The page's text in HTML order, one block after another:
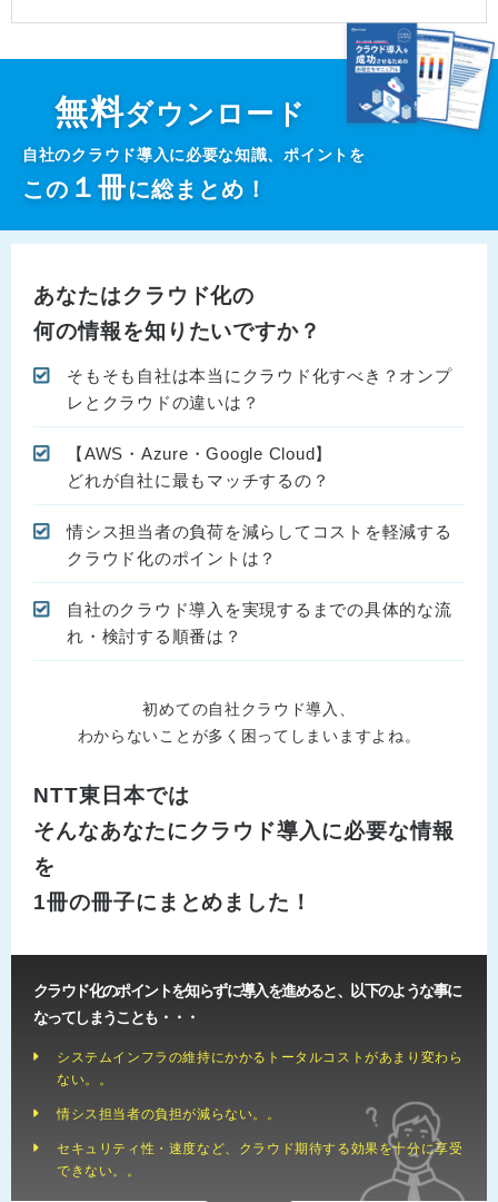
無料ダウンロード
自社のクラウド導入に必要な知識、ポイントを
この １冊に総まとめ！
あなたはクラウド化の
何の情報を知りたいですか？
そもそも自社は本当にクラウド化すべき？オンプ
レとクラウドの違いは？
【AWS・Azure・Google Cloud】
どれが自社に最もマッチするの？
情シス担当者の負荷を減らしてコストを軽減する
クラウド化のポイントは？
自社のクラウド導入を実現するまでの具体的な流
れ・検討する順番は？
初めての自社クラウド導入、
わからないことが多く困ってしまいますよね。
NTT東日本では
そんなあなたにクラウド導入に必要な情報
を
1冊の冊子にまとめました！
クラウド化のポイントを知らずに導入を進めると、以下のような事に
なってしまうことも・・・
システムインフラの維持にかかるトータルコストがあまり変わら
ない。。
情シス担当者の負担が減らない。。
セキュリティ性・速度など、クラウド期待する効果を十分に享受
できない。。